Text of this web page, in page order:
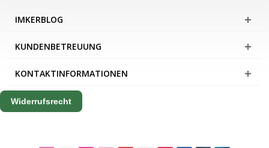
IMKERBLOG
KUNDENBETREUUNG
KONTAKTINFORMATIONEN
Widerrufsrecht